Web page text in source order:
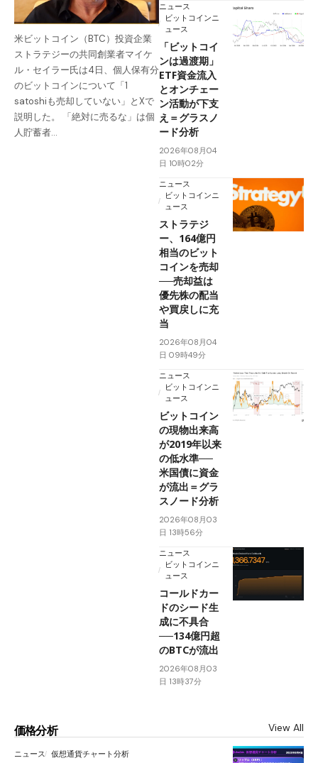
米ビットコイン（BTC）投資企業
ストラテジーの共同創業者マイケ
ル・セイラー氏は4日、個人保有分
のビットコインについて「1
satoshiも売却していない」とXで
説明した。 「絶対に売るな」は個
人貯蓄者…
ニュース
ビットコインニ
ュース
「ビットコイ
ンは過渡期」
ETF資金流入
とオンチェー
ン活動が下支
え＝グラスノ
ード分析
2026年08月04
日 10時02分
ニュース
ビットコインニ
ュース
ストラテジ
ー、164億円
相当のビット
コインを売却
──売却益は
優先株の配当
や買戻しに充
当
2026年08月04
日 09時49分
ニュース
ビットコインニ
ュース
ビットコイン
の現物出来高
が2019年以来
の低水準──
米国債に資金
が流出＝グラ
スノード分析
2026年08月03
日 13時56分
ニュース
ビットコインニ
ュース
コールドカー
ドのシード生
成に不具合
──134億円超
のBTCが流出
2026年08月03
日 13時37分
価格分析 View All
ニュース 仮想通貨チャート分析